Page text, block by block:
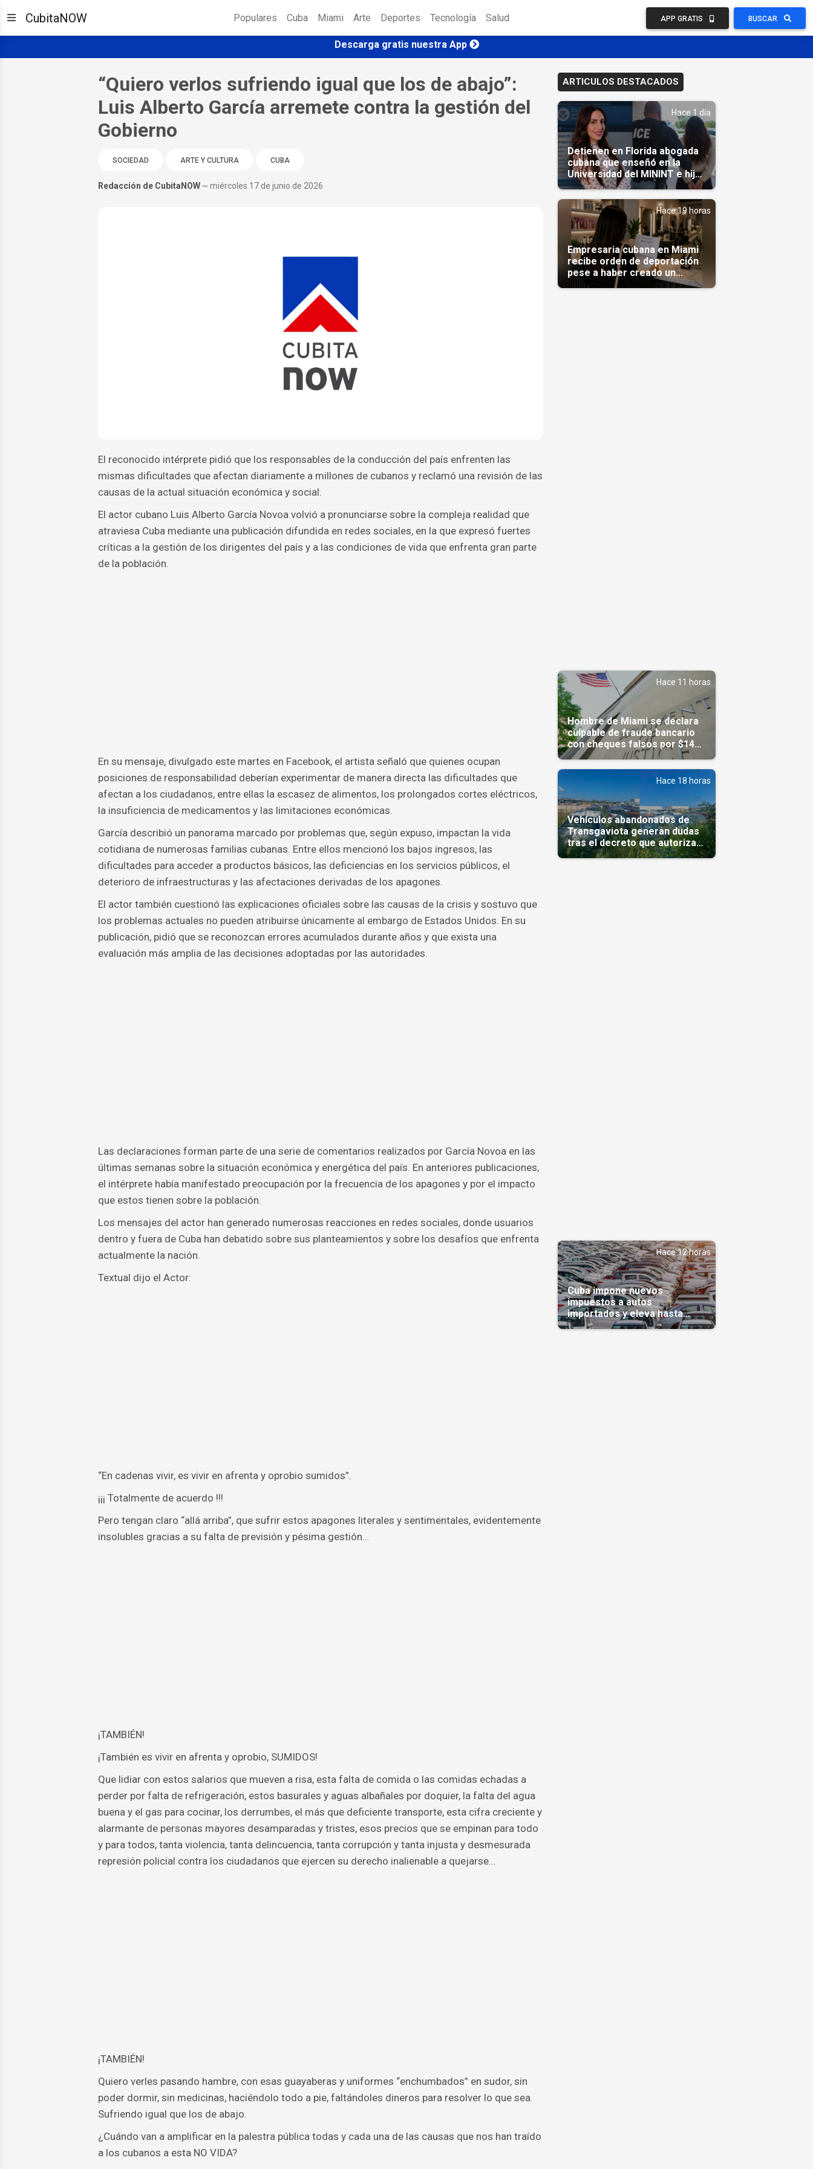
CubitaNOW Populares Cuba Miami Arte Deportes Tecnología Salud APP GRATIS BUSCAR
Descarga gratis nuestra App
“Quiero verlos sufriendo igual que los de abajo”:
Luis Alberto García arremete contra la gestión del
Gobierno
SOCIEDAD ARTE Y CULTURA CUBA
Redacción de CubitaNOW ~ miércoles 17 de junio de 2026
El reconocido intérprete pidió que los responsables de la conducción del país enfrenten las
mismas dificultades que afectan diariamente a millones de cubanos y reclamó una revisión de las
causas de la actual situación económica y social.
El actor cubano Luis Alberto García Novoa volvió a pronunciarse sobre la compleja realidad que
atraviesa Cuba mediante una publicación difundida en redes sociales, en la que expresó fuertes
críticas a la gestión de los dirigentes del país y a las condiciones de vida que enfrenta gran parte
de la población.
En su mensaje, divulgado este martes en Facebook, el artista señaló que quienes ocupan
posiciones de responsabilidad deberían experimentar de manera directa las dificultades que
afectan a los ciudadanos, entre ellas la escasez de alimentos, los prolongados cortes eléctricos,
la insuficiencia de medicamentos y las limitaciones económicas.
García describió un panorama marcado por problemas que, según expuso, impactan la vida
cotidiana de numerosas familias cubanas. Entre ellos mencionó los bajos ingresos, las
dificultades para acceder a productos básicos, las deficiencias en los servicios públicos, el
deterioro de infraestructuras y las afectaciones derivadas de los apagones.
El actor también cuestionó las explicaciones oficiales sobre las causas de la crisis y sostuvo que
los problemas actuales no pueden atribuirse únicamente al embargo de Estados Unidos. En su
publicación, pidió que se reconozcan errores acumulados durante años y que exista una
evaluación más amplia de las decisiones adoptadas por las autoridades.
Las declaraciones forman parte de una serie de comentarios realizados por García Novoa en las
últimas semanas sobre la situación económica y energética del país. En anteriores publicaciones,
el intérprete había manifestado preocupación por la frecuencia de los apagones y por el impacto
que estos tienen sobre la población.
Los mensajes del actor han generado numerosas reacciones en redes sociales, donde usuarios
dentro y fuera de Cuba han debatido sobre sus planteamientos y sobre los desafíos que enfrenta
actualmente la nación.
Textual dijo el Actor:
“En cadenas vivir, es vivir en afrenta y oprobio sumidos”.
¡¡¡ Totalmente de acuerdo !!!
Pero tengan claro “allá arriba”, que sufrir estos apagones literales y sentimentales, evidentemente
insolubles gracias a su falta de previsión y pésima gestión…
¡TAMBIÉN!
¡También es vivir en afrenta y oprobio, SUMIDOS!
Que lidiar con estos salarios que mueven a risa, esta falta de comida o las comidas echadas a
perder por falta de refrigeración, estos basurales y aguas albañales por doquier, la falta del agua
buena y el gas para cocinar, los derrumbes, el más que deficiente transporte, esta cifra creciente y
alarmante de personas mayores desamparadas y tristes, esos precios que se empinan para todo
y para todos, tanta violencia, tanta delincuencia, tanta corrupción y tanta injusta y desmesurada
represión policial contra los ciudadanos que ejercen su derecho inalienable a quejarse…
¡TAMBIÉN!
Quiero verles pasando hambre, con esas guayaberas y uniformes “enchumbados” en sudor, sin
poder dormir, sin medicinas, haciéndolo todo a pie, faltándoles dineros para resolver lo que sea.
Sufriendo igual que los de abajo.
¿Cuándo van a amplificar en la palestra pública todas y cada una de las causas que nos han traído
a los cubanos a esta NO VIDA?
ARTICULOS DESTACADOS
Hace 1 día
Detienen en Florida abogada
cubana que enseñó en la
Universidad del MININT e hija
de diplomático cubano
Hace 19 horas
Empresaria cubana en Miami
recibe orden de deportación
pese a haber creado un
Hace 11 horas
Hombre de Miami se declara
culpable de fraude bancario
con cheques falsos por $14
millones
Hace 18 horas
Vehículos abandonados de
Transgaviota generan dudas
tras el decreto que autoriza
su comercialización
Hace 12 horas
Cuba impone nuevos
impuestos a autos
importados y eleva hasta
5.000 dólares el gravamen